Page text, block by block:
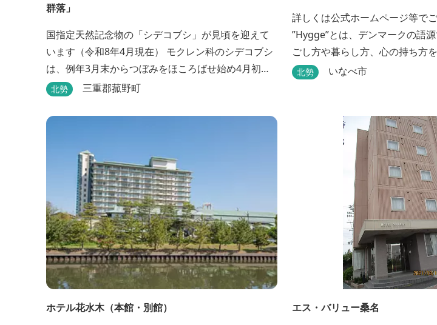
群落」
国指定天然記念物の「シデコブシ」が見頃を迎えて
います（令和8年4月現在） モクレン科のシデコブシ
は、例年3月末からつぼみをほころばせ始め4月初旬
に見頃を迎える日本固有の花です。 伊勢湾周辺の狭
べ市、菰野町、四日市市などの北勢地方に見られ こ
西の端にあたります。 約500万年前に存在して...
北勢 三重郡菰野町
詳しくは公式ホームページ等でご
”Hygge”とは、デンマークの語
ごし方や暮らし方、心の持ち方
癒される心地よい時間と空間、
なべ市が連携して手がけた日本
ールドが、2023年４月３日にオ
北勢 いなべ市
ホテル花水木（本館・別館）
エス・バリュー桑名